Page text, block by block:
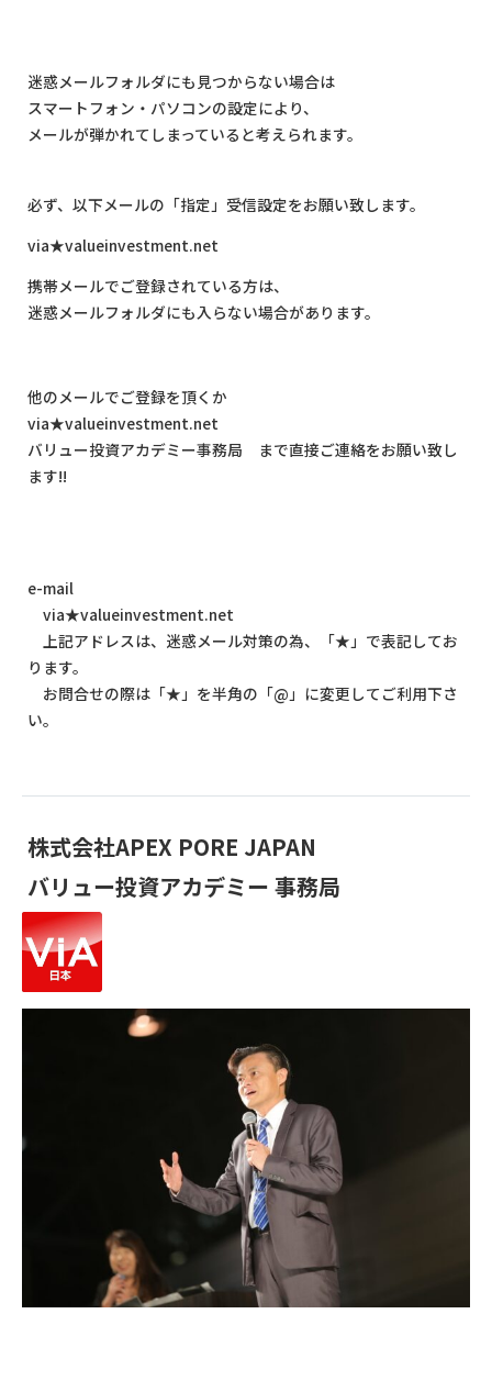
迷惑メールフォルダにも見つからない場合は
スマートフォン・パソコンの設定により、
メールが弾かれてしまっていると考えられます。
必ず、以下メールの「指定」受信設定をお願い致します。
via★valueinvestment.net
携帯メールでご登録されている方は、
迷惑メールフォルダにも入らない場合があります。
他のメールでご登録を頂くか
via★valueinvestment.net
バリュー投資アカデミー事務局 まで直接ご連絡をお願い致し
ます!!
e-mail
via★valueinvestment.net
上記アドレスは、迷惑メール対策の為、「★」で表記してお
ります。
お問合せの際は「★」を半角の「@」に変更してご利用下さ
い。
株式会社APEX PORE JAPAN
バリュー投資アカデミー 事務局